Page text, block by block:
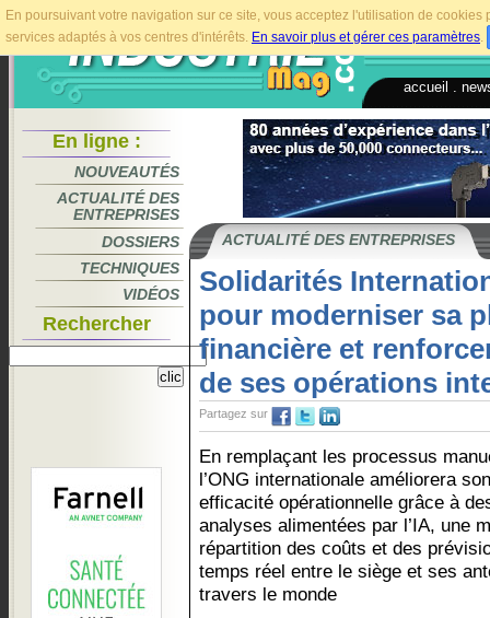
En poursuivant votre navigation sur ce site, vous acceptez l'utilisation de
services adaptés à vos centres d'intérêts. En savoir plus et gérer ces paramètres.
accueil
En ligne :
NOUVEAUTÉS
ACTUALITÉ DES
ENTREPRISES
DOSSIERS
TECHNIQUES
VIDÉOS
Rechercher
ACTUALITÉ DES ENTREPRISES
Solidarités
pour moderniser sa
financière et
de ses opérations
Partagez sur
En remplaçant les processus
l’ONG internationale améliorera son
efficacité opérationnelle grâce à
analyses alimentées par l’IA, une
répartition des coûts et des
temps réel entre le siège et ses
travers le monde